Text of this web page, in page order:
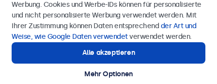
© 2026 Beetronics
Anfrage senden
Rufen Sie uns an unter0211 38 78 95 62
Benötigen Sie Unterstützung?
Kontaktieren Sie uns!
Werbung. Cookies und Werbe-IDs können für personalisierte
und nicht personalisierte Werbung verwendet werden. Mit
Ihrer Zustimmung können Daten entsprechend der Art und
Weise, wie Google Daten verwendetverwendet werden.
Alle akzeptieren
Mehr Optionen